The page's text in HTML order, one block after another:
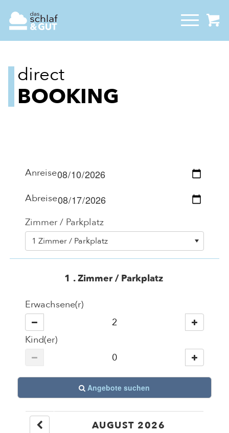
direct
BOOKING
Anreise
Abreise
Zimmer / Parkplatz
1 Zimmer / Parkplatz
1 . Zimmer / Parkplatz
Erwachsene(r)
Kind(er)
Angebote suchen
AUGUST 2026